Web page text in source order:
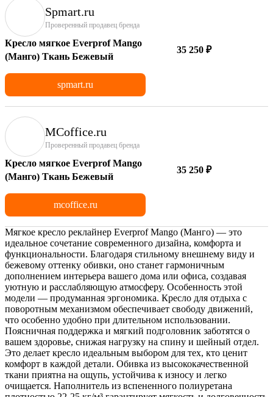
Spmart.ru
Проверенный продавец бренда
Кресло мягкое Everprof Mango
(Манго) Ткань Бежевый
35 250 ₽
spmart.ru
MCoffice.ru
Проверенный продавец бренда
Кресло мягкое Everprof Mango
(Манго) Ткань Бежевый
35 250 ₽
mcoffice.ru
Мягкое кресло реклайнер Everprof Mango (Манго) — это
идеальное сочетание современного дизайна, комфорта и
функциональности. Благодаря стильному внешнему виду и
бежевому оттенку обивки, оно станет гармоничным
дополнением интерьера вашего дома или офиса, создавая
уютную и расслабляющую атмосферу. Особенность этой
модели — продуманная эргономика. Кресло для отдыха с
поворотным механизмом обеспечивает свободу движений,
что особенно удобно при длительном использовании.
Поясничная поддержка и мягкий подголовник заботятся о
вашем здоровье, снижая нагрузку на спину и шейный отдел.
Это делает кресло идеальным выбором для тех, кто ценит
комфорт в каждой детали. Обивка из высококачественной
ткани приятна на ощупь, устойчива к износу и легко
очищается. Наполнитель из вспененного полиуретана